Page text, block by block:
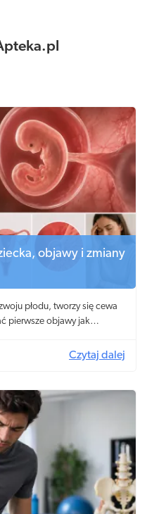
objawy i zmiany
płodu, tworzy się cewa
pierwsze objawy jak
Czytaj dalej